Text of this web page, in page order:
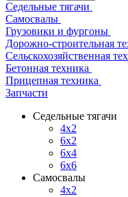
Седельные тягачи
Самосвалы
Грузовики и фургоны
Дорожно-строительная
Сельскохозяйственная
Бетонная техника
Прицепная техника
Запчасти
Седельные тягачи
4x2
6x2
6x4
6x6
Самосвалы
4x2